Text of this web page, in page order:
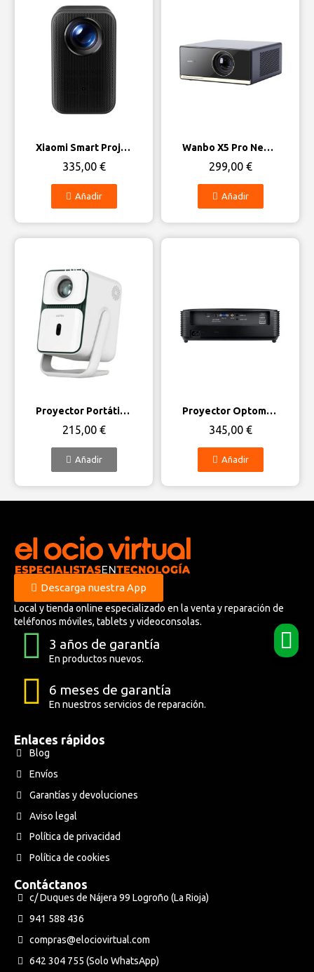
Vista rápida Xiaomi Smart Projector L1 Pro FHD 2GB/16GB Google TV
335,00 €
Añadir
Vista rápida Wanbo X5 Pro New 2025 2GB/16GB Android 11
299,00 €
Añadir
Vista rápida
Fuera de stock
Proyector Portátil Wanbo T2 Ultra/ 500 Lúmenes/ Full HD/ HDMI/ WiFi
215,00 €
Añadir
Vista rápida Proyector Optoma S336/ 4000 Lúmenes/ SVGA/ HDMI-VGA
345,00 €
Añadir
Descarga nuestra App
Local y tienda online especializado en la venta y reparación de
teléfonos móviles, tablets y videoconsolas.
3 años de garantía
En productos nuevos.
6 meses de garantía
En nuestros servicios de reparación.
Enlaces rápidos
Blog
Envíos
Garantías y devoluciones
Aviso legal
Política de privacidad
Política de cookies
Contáctanos
c/ Duques de Nájera 99 Logroño (La Rioja)
941 588 436
compras@elociovirtual.com
642 304 755 (Solo WhatsApp)